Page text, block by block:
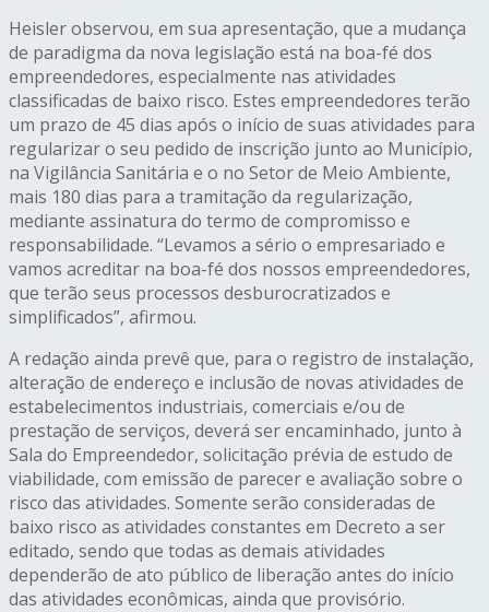
Heisler observou, em sua apresentação, que a mudança
de paradigma da nova legislação está na boa-fé dos
empreendedores, especialmente nas atividades
classificadas de baixo risco. Estes empreendedores terão
um prazo de 45 dias após o início de suas atividades para
regularizar o seu pedido de inscrição junto ao Município,
na Vigilância Sanitária e o no Setor de Meio Ambiente,
mais 180 dias para a tramitação da regularização,
mediante assinatura do termo de compromisso e
responsabilidade. “Levamos a sério o empresariado e
vamos acreditar na boa-fé dos nossos empreendedores,
que terão seus processos desburocratizados e
simplificados”, afirmou.
A redação ainda prevê que, para o registro de instalação,
alteração de endereço e inclusão de novas atividades de
estabelecimentos industriais, comerciais e/ou de
prestação de serviços, deverá ser encaminhado, junto à
Sala do Empreendedor, solicitação prévia de estudo de
viabilidade, com emissão de parecer e avaliação sobre o
risco das atividades. Somente serão consideradas de
baixo risco as atividades constantes em Decreto a ser
editado, sendo que todas as demais atividades
dependerão de ato público de liberação antes do início
das atividades econômicas, ainda que provisório.